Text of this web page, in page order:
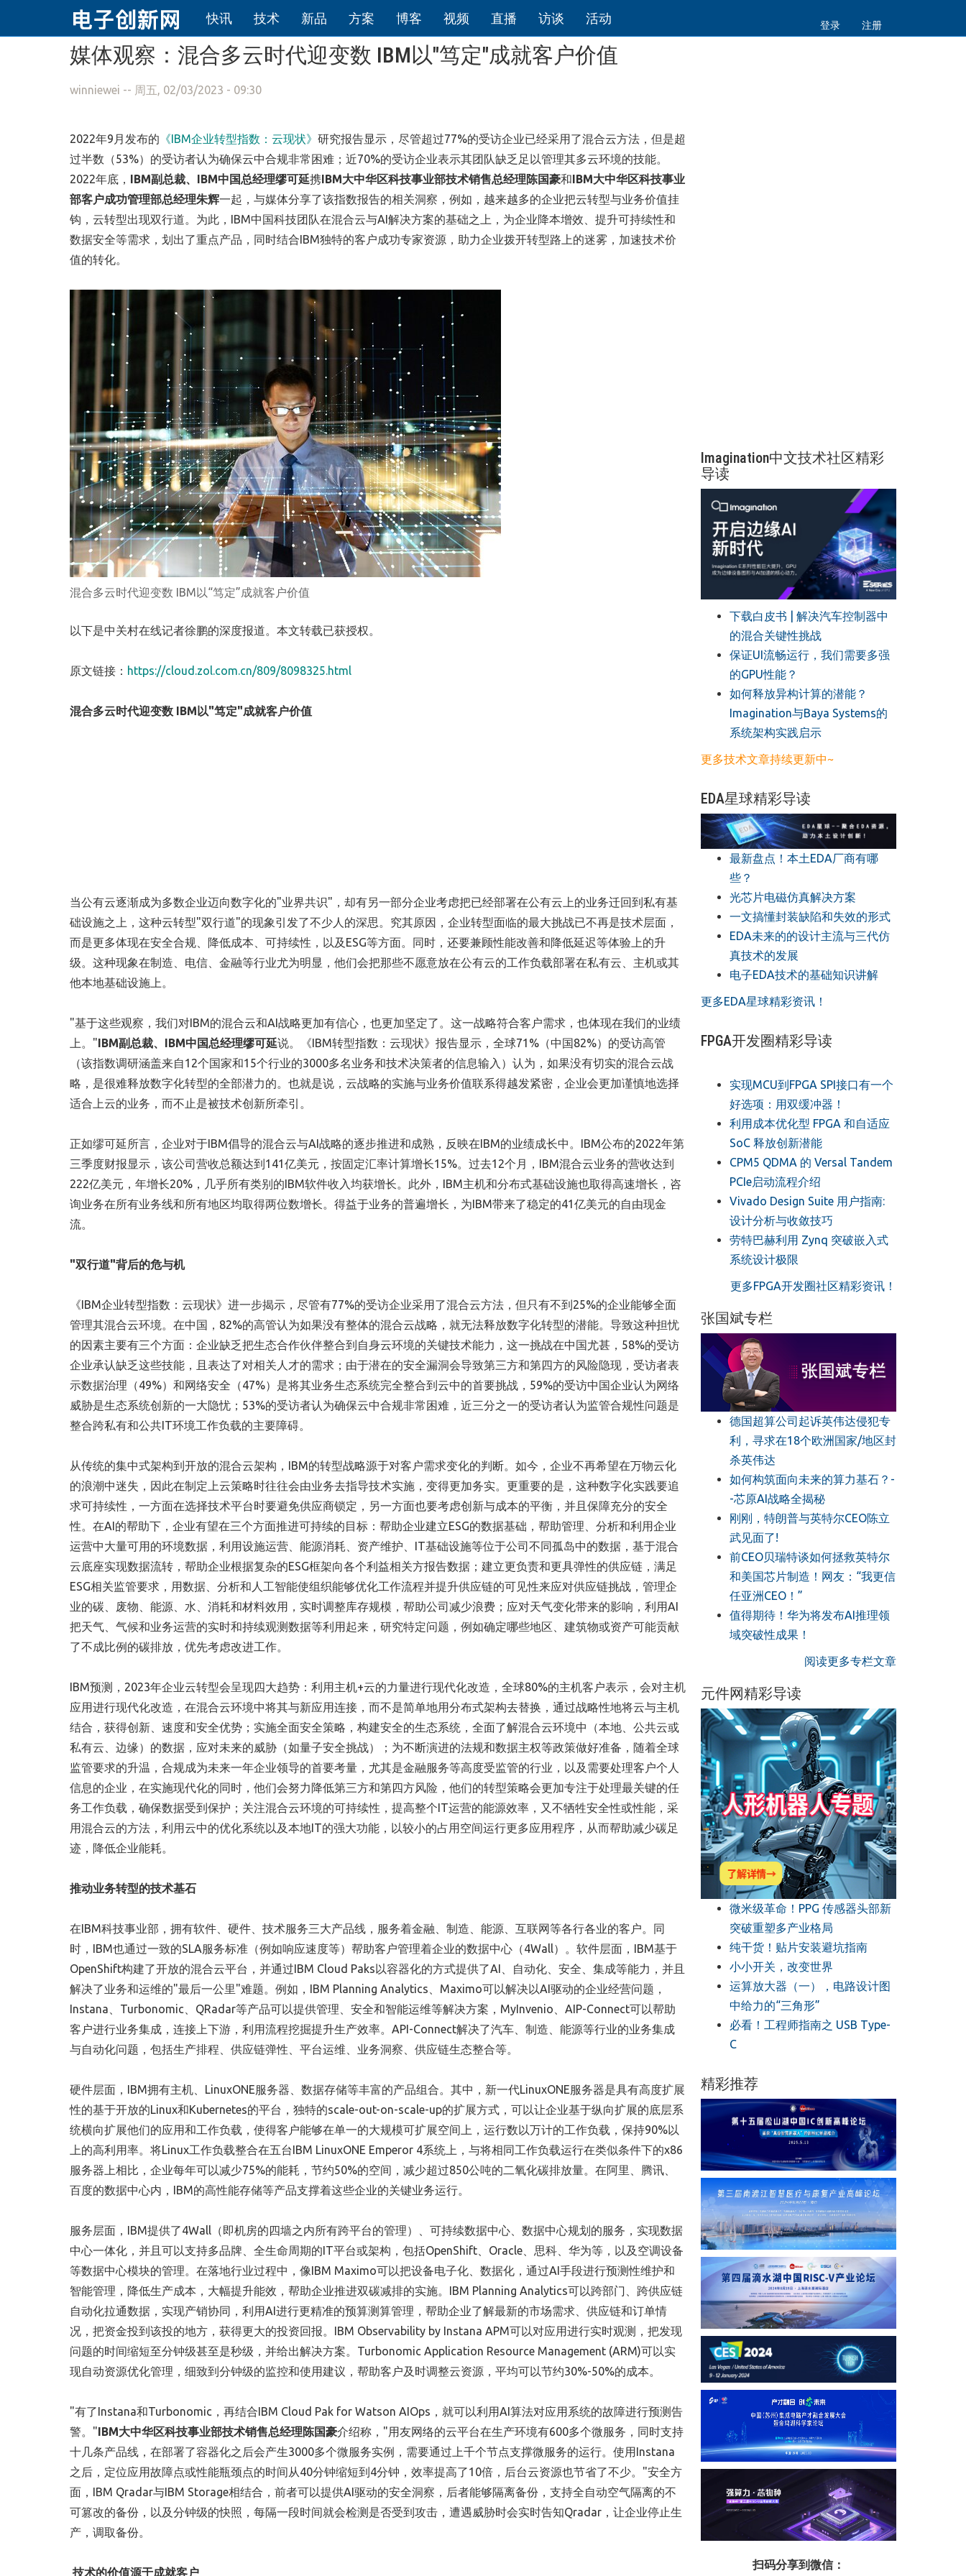
跳转到主要内容
快讯 技术 新品 方案 博客 视频 直播 访谈 活动 登录 注册
媒体观察：混合多云时代迎变数 IBM以"笃定"成就客户价值
winniewei -- 周五, 02/03/2023 - 09:30
2022年9月发布的 《IBM企业转型指数：云现状》 研究报告显示，尽管超过77%的受访企业已经采用了混合云方法，但是超
过半数（53%）的受访者认为确保云中合规非常困难；近70%的受访企业表示其团队缺乏足以管理其多云环境的技能。
2022年底， IBM副总裁、IBM中国总经理缪可延携IBM大中华区科技事业部技术销售总经理陈国豪和IBM大中华区科技事业
部客户成功管理部总经理朱辉一起，与媒体分享了该指数报告的相关洞察，例如，越来越多的企业把云转型与业务价值挂
钩，云转型出现双行道。为此，IBM中国科技团队在混合云与AI解决方案的基础之上，为企业降本增效、提升可持续性和
数据安全等需求，划出了重点产品，同时结合IBM独特的客户成功专家资源，助力企业拨开转型路上的迷雾，加速技术价
值的转化。
混合多云时代迎变数 IBM以“笃定”成就客户价值
以下是中关村在线记者徐鹏的深度报道。本文转载已获授权。
原文链接： https://cloud.zol.com.cn/809/8098325.html
混合多云时代迎变数 IBM以"笃定"成就客户价值
当公有云逐渐成为多数企业迈向数字化的"业界共识"，却有另一部分企业考虑把已经部署在公有云上的业务迁回到私有基
础设施之上，这种云转型"双行道"的现象引发了不少人的深思。究其原因，企业转型面临的最大挑战已不再是技术层面，
而是更多体现在安全合规、降低成本、可持续性，以及ESG等方面。同时，还要兼顾性能改善和降低延迟等体验上的升
级。这种现象在制造、电信、金融等行业尤为明显，他们会把那些不愿意放在公有云的工作负载部署在私有云、主机或其
他本地基础设施上。
"基于这些观察，我们对IBM的混合云和AI战略更加有信心，也更加坚定了。这一战略符合客户需求，也体现在我们的业绩
上。"IBM副总裁、IBM中国总经理缪可延说。《IBM转型指数：云现状》报告显示，全球71%（中国82%）的受访高管
（该指数调研涵盖来自12个国家和15个行业的3000多名业务和技术决策者的信息输入）认为，如果没有切实的混合云战
略，是很难释放数字化转型的全部潜力的。也就是说，云战略的实施与业务价值联系得越发紧密，企业会更加谨慎地选择
适合上云的业务，而不止是被技术创新所牵引。
正如缪可延所言，企业对于IBM倡导的混合云与AI战略的逐步推进和成熟，反映在IBM的业绩成长中。IBM公布的2022年第
三季度财报显示，该公司营收总额达到141亿美元，按固定汇率计算增长15%。过去12个月，IBM混合云业务的营收达到
222亿美元，年增长20%，几乎所有类别的IBM软件收入均获增长。此外，IBM主机和分布式基础设施也取得高速增长，咨
询业务在所有业务线和所有地区均取得两位数增长。得益于业务的普遍增长，为IBM带来了稳定的41亿美元的自由现金
流。
"双行道"背后的危与机
《IBM企业转型指数：云现状》进一步揭示，尽管有77%的受访企业采用了混合云方法，但只有不到25%的企业能够全面
管理其混合云环境。在中国，82%的高管认为如果没有整体的混合云战略，就无法释放数字化转型的潜能。导致这种担忧
的因素主要有三个方面：企业缺乏把生态合作伙伴整合到自身云环境的关键技术能力，这一挑战在中国尤甚，58%的受访
企业承认缺乏这些技能，且表达了对相关人才的需求；由于潜在的安全漏洞会导致第三方和第四方的风险隐现，受访者表
示数据治理（49%）和网络安全（47%）是将其业务生态系统完全整合到云中的首要挑战，59%的受访中国企业认为网络
威胁是生态系统创新的一大隐忧；53%的受访者认为确保云中合规非常困难，近三分之一的受访者认为监管合规性问题是
整合跨私有和公共IT环境工作负载的主要障碍。
从传统的集中式架构到开放的混合云架构，IBM的转型战略源于对客户需求变化的判断。如今，企业不再希望在万物云化
的浪潮中迷失，因此在制定上云策略时往往会由业务去指导技术实施，变得更加务实。更重要的是，这种数字化实践要追
求可持续性，一方面在选择技术平台时要避免供应商锁定，另一方面也要考虑创新与成本的平衡，并且保障充分的安全
性。在AI的帮助下，企业有望在三个方面推进可持续的目标：帮助企业建立ESG的数据基础，帮助管理、分析和利用企业
运营中大量可用的环境数据，利用设施运营、能源消耗、资产维护、IT基础设施等位于公司不同孤岛中的数据，基于混合
云底座实现数据流转，帮助企业根据复杂的ESG框架向各个利益相关方报告数据；建立更负责和更具弹性的供应链，满足
ESG相关监管要求，用数据、分析和人工智能使组织能够优化工作流程并提升供应链的可见性来应对供应链挑战，管理企
业的碳、废物、能源、水、消耗和材料效用，实时调整库存规模，帮助公司减少浪费；应对天气变化带来的影响，利用AI
把天气、气候和业务运营的实时和持续观测数据等利用起来，研究特定问题，例如确定哪些地区、建筑物或资产可能贡献
了不成比例的碳排放，优先考虑改进工作。
IBM预测，2023年企业云转型会呈现四大趋势：利用主机+云的力量进行现代化改造，全球80%的主机客户表示，会对主机
应用进行现代化改造，在混合云环境中将其与新应用连接，而不是简单地用分布式架构去替换，通过战略性地将云与主机
结合，获得创新、速度和安全优势；实施全面安全策略，构建安全的生态系统，全面了解混合云环境中（本地、公共云或
私有云、边缘）的数据，应对未来的威胁（如量子安全挑战）；为不断演进的法规和数据主权等政策做好准备，随着全球
监管要求的升温，合规成为未来一年企业领导的首要考量，尤其是金融服务等高度受监管的行业，以及需要处理客户个人
信息的企业，在实施现代化的同时，他们会努力降低第三方和第四方风险，他们的转型策略会更加专注于处理最关键的任
务工作负载，确保数据受到保护；关注混合云环境的可持续性，提高整个IT运营的能源效率，又不牺牲安全性或性能，采
用混合云的方法，利用云中的优化系统以及本地IT的强大功能，以较小的占用空间运行更多应用程序，从而帮助减少碳足
迹，降低企业能耗。
推动业务转型的技术基石
在IBM科技事业部，拥有软件、硬件、技术服务三大产品线，服务着金融、制造、能源、互联网等各行各业的客户。同
时，IBM也通过一致的SLA服务标准（例如响应速度等）帮助客户管理着企业的数据中心（4Wall）。软件层面，IBM基于
OpenShift构建了开放的混合云平台，并通过IBM Cloud Paks以容器化的方式提供了AI、自动化、安全、集成等能力，并且
解决了业务和运维的"最后一公里"难题。例如，IBM Planning Analytics、Maximo可以解决以AI驱动的企业经营问题，
Instana、Turbonomic、QRadar等产品可以提供管理、安全和智能运维等解决方案，MyInvenio、AIP-Connect可以帮助
客户进行业务集成，连接上下游，利用流程挖掘提升生产效率。API-Connect解决了汽车、制造、能源等行业的业务集成
与自动化问题，包括生产排程、供应链弹性、平台运维、业务洞察、供应链生态整合等。
硬件层面，IBM拥有主机、LinuxONE服务器、数据存储等丰富的产品组合。其中，新一代LinuxONE服务器是具有高度扩展
性的基于开放的Linux和Kubernetes的平台，独特的scale-out-on-scale-up的扩展方式，可以让企业基于纵向扩展的底层系
统横向扩展他们的应用和工作负载，使得客户能够在单一的大规模可扩展空间上，运行数以万计的工作负载，保持90%以
上的高利用率。将Linux工作负载整合在五台IBM LinuxONE Emperor 4系统上，与将相同工作负载运行在类似条件下的x86
服务器上相比，企业每年可以减少75%的能耗，节约50%的空间，减少超过850公吨的二氧化碳排放量。在阿里、腾讯、
百度的数据中心内，IBM的高性能存储等产品支撑着这些企业的关键业务运行。
服务层面，IBM提供了4Wall（即机房的四墙之内所有跨平台的管理）、可持续数据中心、数据中心规划的服务，实现数据
中心一体化，并且可以支持多品牌、全生命周期的IT平台或架构，包括OpenShift、Oracle、思科、华为等，以及空调设备
等数据中心模块的管理。在落地行业过程中，像IBM Maximo可以把设备电子化、数据化，通过AI手段进行预测性维护和
智能管理，降低生产成本，大幅提升能效，帮助企业推进双碳减排的实施。IBM Planning Analytics可以跨部门、跨供应链
自动化拉通数据，实现产销协同，利用AI进行更精准的预算测算管理，帮助企业了解最新的市场需求、供应链和订单情
况，把资金投到该投的地方，获得更大的投资回报。IBM Observability by Instana APM可以对应用进行实时观测，把发现
问题的时间缩短至分钟级甚至是秒级，并给出解决方案。Turbonomic Application Resource Management (ARM)可以实
现自动资源优化管理，细致到分钟级的监控和使用建议，帮助客户及时调整云资源，平均可以节约30%-50%的成本。
"有了Instana和Turbonomic，再结合IBM Cloud Pak for Watson AIOps，就可以利用AI算法对应用系统的故障进行预测告
警。"IBM大中华区科技事业部技术销售总经理陈国豪介绍称，"用友网络的云平台在生产环境有600多个微服务，同时支持
十几条产品线，在部署了容器化之后会产生3000多个微服务实例，需要通过上千个节点支撑微服务的运行。使用Instana
之后，定位应用故障点或性能瓶颈点的时间从40分钟缩短到4分钟，效率提高了10倍，后台云资源也节省了不少。"安全方
面，IBM Qradar与IBM Storage相结合，前者可以提供AI驱动的安全洞察，后者能够隔离备份，支持全自动空气隔离的不
可篡改的备份，以及分钟级的快照，每隔一段时间就会检测是否受到攻击，遭遇威胁时会实时告知Qradar，让企业停止生
产，调取备份。
技术的价值源于成就客户
Imagination中文技术社区精彩
导读
下载白皮书 | 解决汽车控制器中
的混合关键性挑战
​保证UI流畅运行，我们需要多强
的GPU性能？
​如何释放异构计算的潜能？
Imagination与Baya Systems的
系统架构实践启示
更多技术文章持续更新中~
EDA星球精彩导读
最新盘点！本土EDA厂商有哪
些？
光芯片电磁仿真解决方案
一文搞懂封装缺陷和失效的形式
EDA未来的的设计主流与三代仿
真技术的发展
电子EDA技术的基础知识讲解
更多EDA星球精彩资讯！
FPGA开发圈精彩导读
实现MCU到FPGA SPI接口有一个
好选项：用双缓冲器！
利用成本优化型 FPGA 和自适应
SoC 释放创新潜能
CPM5 QDMA 的 Versal Tandem
PCIe启动流程介绍
Vivado Design Suite 用户指南:
设计分析与收敛技巧
劳特巴赫利用 Zynq 突破嵌入式
系统设计极限
更多FPGA开发圈社区精彩资讯！
张国斌专栏
德国超算公司起诉英伟达侵犯专
利，寻求在18个欧洲国家/地区封
杀英伟达
如何构筑面向未来的算力基石？-
-芯原AI战略全揭秘
刚刚，特朗普与英特尔CEO陈立
武见面了!
前CEO贝瑞特谈如何拯救英特尔
和美国芯片制造！网友：“我更信
任亚洲CEO！”
值得期待！华为将发布AI推理领
域突破性成果！
阅读更多专栏文章
元件网精彩导读
微米级革命！PPG 传感器头部新
突破重塑多产业格局
纯干货！贴片安装避坑指南
小小开关，改变世界
运算放大器（一），电路设计图
中给力的“三角形”
必看！工程师指南之 USB Type-
C
精彩推荐
扫码分享到微信：